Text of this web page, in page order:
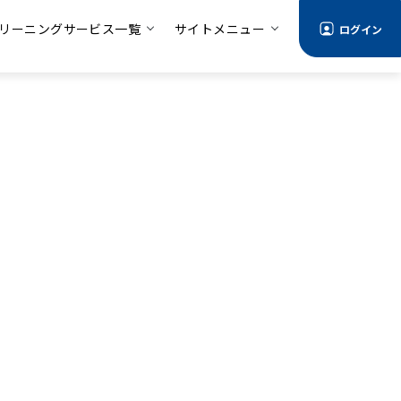
ーニングサービス一覧 サイトメニュー ログイン